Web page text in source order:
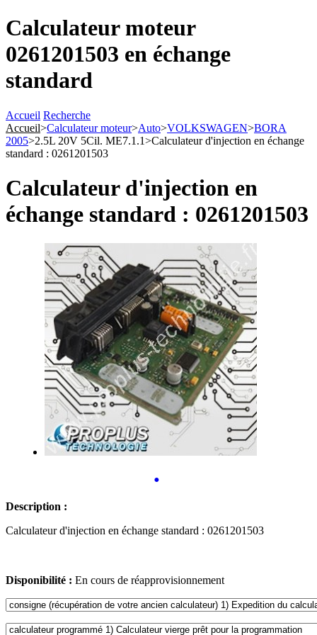
Calculateur moteur
0261201503 en échange
standard
Accueil Recherche
Accueil>Calculateur moteur>Auto>VOLKSWAGEN>BORA
2005>2.5L 20V 5Cil. ME7.1.1>Calculateur d'injection en échange
standard : 0261201503
Calculateur d'injection en
échange standard : 0261201503
•
Description :
Calculateur d'injection en échange standard : 0261201503
Disponibilité : En cours de réapprovisionnement